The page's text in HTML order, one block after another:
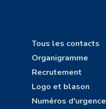
Tous les contacts
Organigramme
Recrutement
Logo et blason
Numéros d'urgence